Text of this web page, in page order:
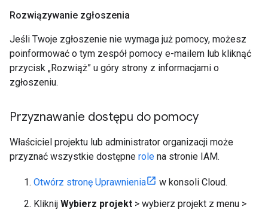
Rozwiązywanie zgłoszenia
Jeśli Twoje zgłoszenie nie wymaga już pomocy, możesz
poinformować o tym zespół pomocy e-mailem lub kliknąć
przycisk „Rozwiąż” u góry strony z informacjami o
zgłoszeniu.
Przyznawanie dostępu do pomocy
Właściciel projektu lub administrator organizacji może
przyznać wszystkie dostępne role na stronie IAM.
Otwórz stronę Uprawnienia
w konsoli Cloud.
Kliknij Wybierz projekt > wybierz projekt z menu >